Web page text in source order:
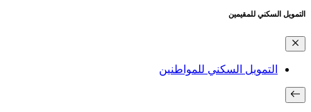
التمويل السكني للمقيمين
التمويل السكني للمواطنين